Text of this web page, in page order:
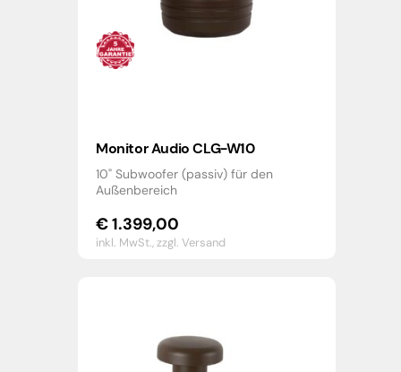
Monitor Audio CLG-W10
10" Subwoofer (passiv) für den
Außenbereich
€1.399,00
inkl. MwSt.,zzgl. Versand